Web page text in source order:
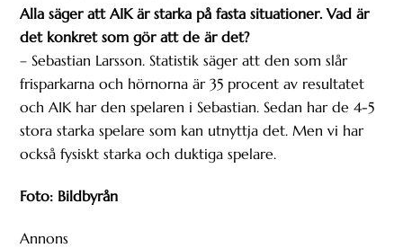
Alla säger att AIK är starka på fasta situationer. Vad är
det konkret som gör att de är det?
– Sebastian Larsson. Statistik säger att den som slår
frisparkarna och hörnorna är 35 procent av resultatet
och AIK har den spelaren i Sebastian. Sedan har de 4-5
stora starka spelare som kan utnyttja det. Men vi har
också fysiskt starka och duktiga spelare.
Foto: Bildbyrån
Annons